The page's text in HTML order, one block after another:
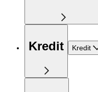
Kredit Kredit